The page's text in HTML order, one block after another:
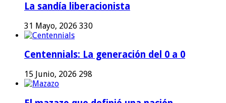
La sandía liberacionista
31 Mayo, 2026 330
Centennials: La generación del 0 a 0
15 Junio, 2026 298